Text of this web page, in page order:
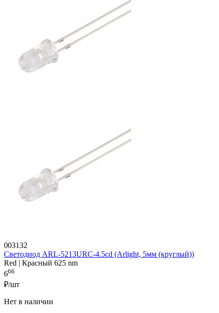
003132
Светодиод ARL-5213URC-4.5cd (Arlight, 5мм (круглый))
Red | Красный 625 nm
666
₽/шт
Нет в наличии